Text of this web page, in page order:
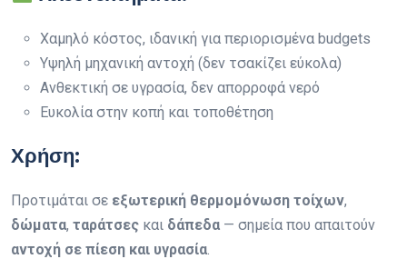
Χαμηλό κόστος, ιδανική για περιορισμένα budgets
Υψηλή μηχανική αντοχή (δεν τσακίζει εύκολα)
Ανθεκτική σε υγρασία, δεν απορροφά νερό
Ευκολία στην κοπή και τοποθέτηση
Χρήση:
Προτιμάται σε εξωτερική θερμομόνωση τοίχων,
δώματα, ταράτσες και δάπεδα — σημεία που απαιτούν
αντοχή σε πίεση και υγρασία.